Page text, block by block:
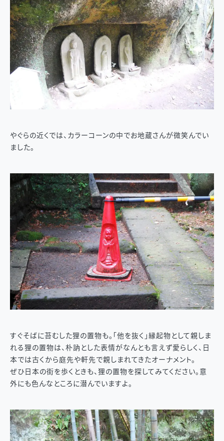
やぐらの近くでは、カラーコーンの中でお地蔵さんが微笑んでい
ました。
すぐそばに苔むした狸の置物も。「他を抜く」縁起物として親しま
れる狸の置物は、朴訥とした表情がなんとも言えず愛らしく、日
本では古くから庭先や軒先で親しまれてきたオーナメント。
ぜひ日本の街を歩くときも、狸の置物を探してみてください。意
外にも色んなところに潜んでいますよ。